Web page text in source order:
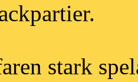
stark